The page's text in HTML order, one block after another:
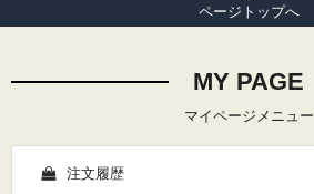
ページトップへ
MY PAGE
マイページメニュー
注文履歴